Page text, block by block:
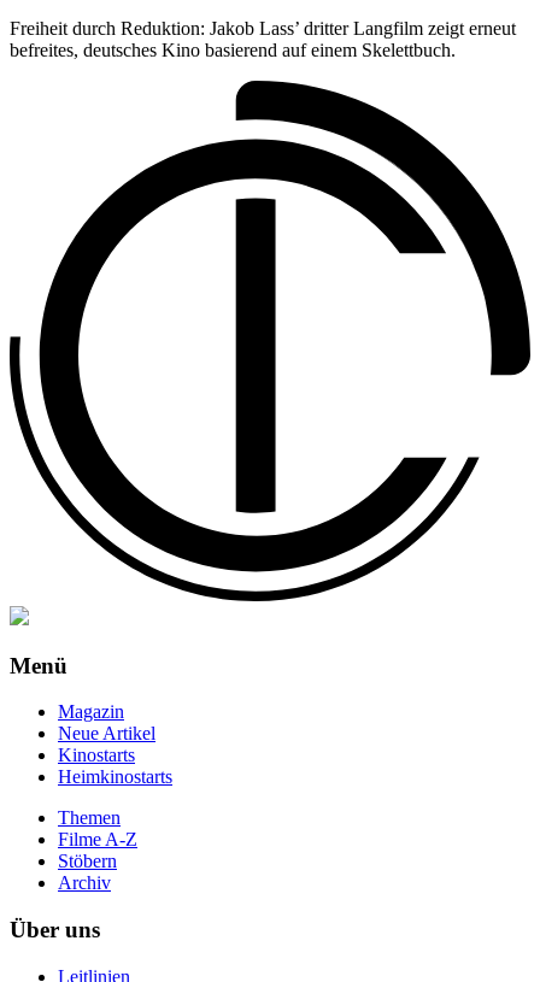
Freiheit durch Reduktion: Jakob Lass’ dritter Langfilm zeigt erneut
befreites, deutsches Kino basierend auf einem Skelettbuch.
Menü
Magazin
Neue Artikel
Kinostarts
Heimkinostarts
Themen
Filme A-Z
Stöbern
Archiv
Über uns
Leitlinien